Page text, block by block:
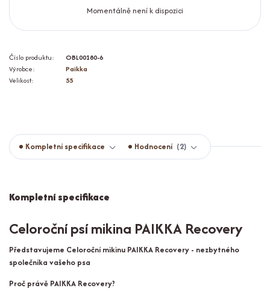
Momentálně není k dispozici
Číslo produktu:
OBL00180-6
Výrobce:
Paikka
Velikost:
55
Kompletní specifikace Hodnocení 2
Kompletní specifikace
Celoroční psí mikina PAIKKA Recovery
Představujeme Celoroční mikinu PAIKKA Recovery - nezbytného
společníka vašeho psa
Proč právě PAIKKA Recovery?